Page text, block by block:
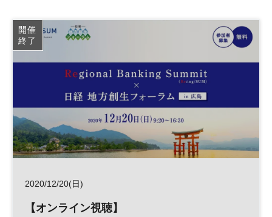
開催
終了
2020/12/20(日)
【オンライン視聴】